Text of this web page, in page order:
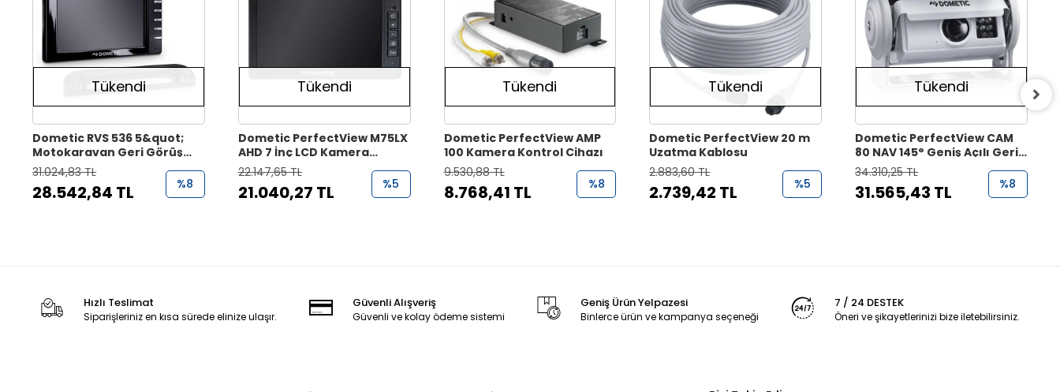
Tükendi
Dometic RVS 536 5&quot;
Motokaravan Geri Görüş
Kamerası Seti
31.024,83 TL
28.542,84 TL %8
Tükendi
Dometic PerfectView M75LX
AHD 7 İnç LCD Kamera
Monitörü
22.147,65 TL
21.040,27 TL %5
Tükendi
Dometic PerfectView AMP
100 Kamera Kontrol Cihazı
9.530,88 TL
8.768,41 TL %8
Tükendi
Dometic PerfectView 20 m
Uzatma Kablosu
2.883,60 TL
2.739,42 TL %5
Tükendi
Dometic PerfectView CAM
80 NAV 145° Geniş Açılı Geri
Görüş Kamerası
34.310,25 TL
31.565,43 TL %8
Hızlı Teslimat
Siparişleriniz en kısa sürede elinize ulaşır.
Güvenli Alışveriş
Güvenli ve kolay ödeme sistemi
Geniş Ürün Yelpazesi
Binlerce ürün ve kampanya seçeneği
7 / 24 DESTEK
Öneri ve şikayetlerinizi bize iletebilirsiniz.